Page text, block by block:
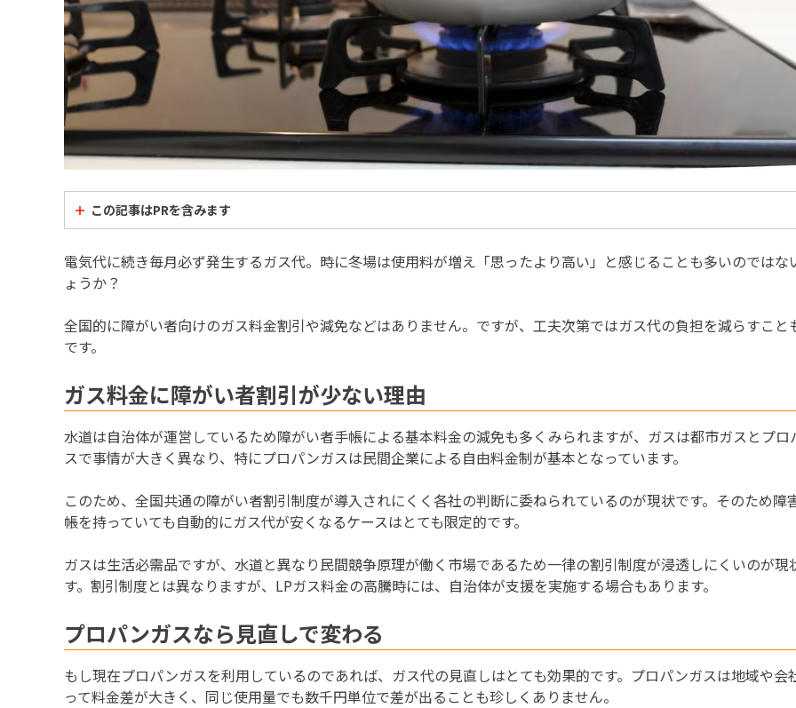
この記事はPRを含みます
電気代に続き毎月必ず発生するガス代。時に冬場は使用料が増え「思ったより高い」と感じることも多いのではな
ょうか？
全国的に障がい者向けのガス料金割引や減免などはありません。ですが、工夫次第ではガス代の負担を減らすこと
です。
ガス料金に障がい者割引が少ない理由
水道は自治体が運営しているため障がい者手帳による基本料金の減免も多くみられますが、ガスは都市ガスとプロ
スで事情が大きく異なり、特にプロパンガスは民間企業による自由料金制が基本となっています。
このため、全国共通の障がい者割引制度が導入されにくく各社の判断に委ねられているのが現状です。そのため障
帳を持っていても自動的にガス代が安くなるケースはとても限定的です。
ガスは生活必需品ですが、水道と異なり民間競争原理が働く市場であるため一律の割引制度が浸透しにくいのが現
す。割引制度とは異なりますが、LPガス料金の高騰時には、自治体が支援を実施する場合もあります。
プロパンガスなら見直しで変わる
もし現在プロパンガスを利用しているのであれば、ガス代の見直しはとても効果的です。プロパンガスは地域や会
って料金差が大きく、同じ使用量でも数千円単位で差が出ることも珍しくありません。